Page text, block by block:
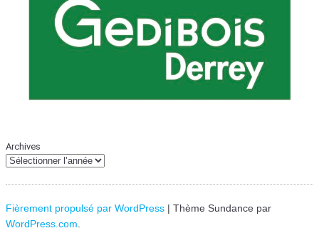
Archives
Fièrement propulsé par WordPress | Thème Sundance par
WordPress.com.